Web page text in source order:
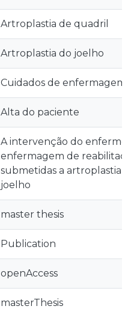
Artroplastia de quadril
Artroplastia do joelho
Cuidados de enfermagem
Alta do paciente
A intervenção do
enfermagem de
submetidas a artroplastia
joelho
master thesis
Publication
openAccess
masterThesis